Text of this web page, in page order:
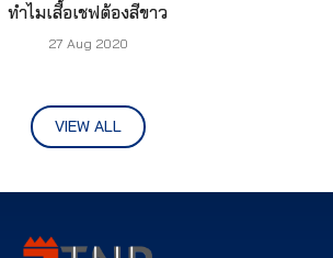
ทำไมเสื้อเชฟต้องสีขาว
27 Aug 2020
VIEW ALL